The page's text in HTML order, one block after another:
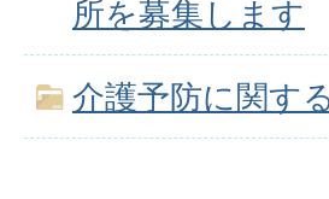
所を募集します
介護予防に関す